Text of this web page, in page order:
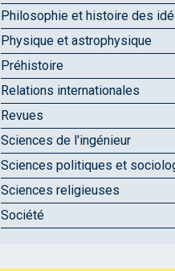
Philosophie et histoire des
Physique et astrophysique
Préhistoire
Relations internationales
Revues
Sciences de l'ingénieur
Sciences politiques et
Sciences religieuses
Société